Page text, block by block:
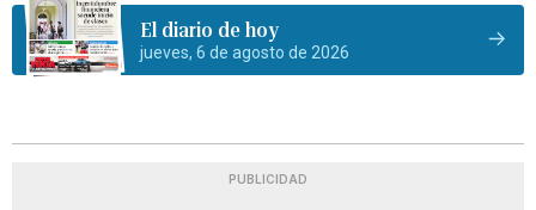
El diario de hoy
jueves, 6 de agosto de 2026
PUBLICIDAD